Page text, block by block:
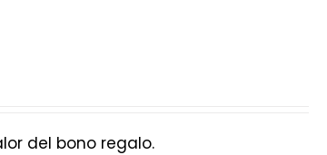
del bono regalo.